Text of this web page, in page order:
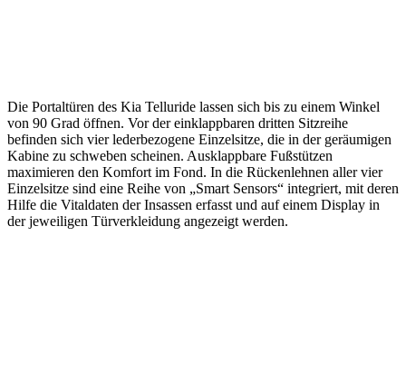
Die Portaltüren des Kia Telluride lassen sich bis zu einem Winkel
von 90 Grad öffnen. Vor der einklappbaren dritten Sitzreihe
befinden sich vier lederbezogene Einzelsitze, die in der geräumigen
Kabine zu schweben scheinen. Ausklappbare Fußstützen
maximieren den Komfort im Fond. In die Rückenlehnen aller vier
Einzelsitze sind eine Reihe von „Smart Sensors“ integriert, mit deren
Hilfe die Vitaldaten der Insassen erfasst und auf einem Display in
der jeweiligen Türverkleidung angezeigt werden.